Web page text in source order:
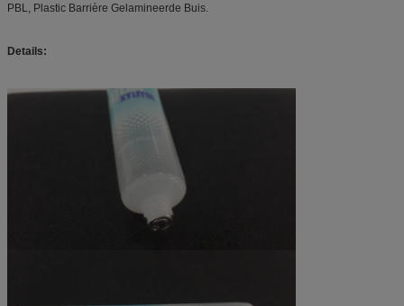
PBL, Plastic Barrière Gelamineerde Buis.
Details: